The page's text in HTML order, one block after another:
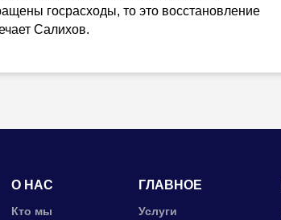
госрасходы, то это восстановление
Салихов.
О НАС
Кто мы
ГЛАВНОЕ
Услуги